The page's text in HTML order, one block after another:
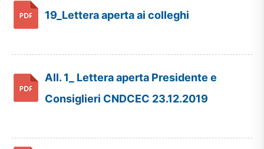
19_Lettera aperta ai colleghi
All. 1_ Lettera aperta Presidente e
Consiglieri CNDCEC 23.12.2019